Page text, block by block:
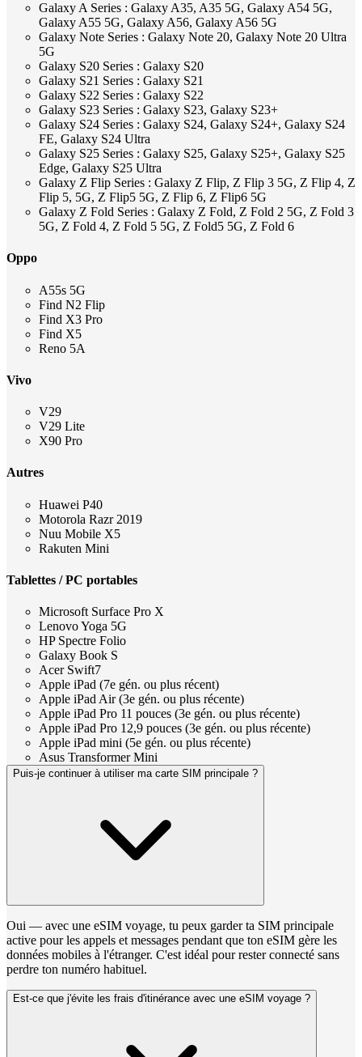
Galaxy A Series : Galaxy A35, A35 5G, Galaxy A54 5G,
Galaxy A55 5G, Galaxy A56, Galaxy A56 5G
Galaxy Note Series : Galaxy Note 20, Galaxy Note 20 Ultra
5G
Galaxy S20 Series : Galaxy S20
Galaxy S21 Series : Galaxy S21
Galaxy S22 Series : Galaxy S22
Galaxy S23 Series : Galaxy S23, Galaxy S23+
Galaxy S24 Series : Galaxy S24, Galaxy S24+, Galaxy S24
FE, Galaxy S24 Ultra
Galaxy S25 Series : Galaxy S25, Galaxy S25+, Galaxy S25
Edge, Galaxy S25 Ultra
Galaxy Z Flip Series : Galaxy Z Flip, Z Flip 3 5G, Z Flip 4, Z
Flip 5, 5G, Z Flip5 5G, Z Flip 6, Z Flip6 5G
Galaxy Z Fold Series : Galaxy Z Fold, Z Fold 2 5G, Z Fold 3
5G, Z Fold 4, Z Fold 5 5G, Z Fold5 5G, Z Fold 6
Oppo
A55s 5G
Find N2 Flip
Find X3 Pro
Find X5
Reno 5A
Vivo
V29
V29 Lite
X90 Pro
Autres
Huawei P40
Motorola Razr 2019
Nuu Mobile X5
Rakuten Mini
Tablettes / PC portables
Microsoft Surface Pro X
Lenovo Yoga 5G
HP Spectre Folio
Galaxy Book S
Acer Swift7
Apple iPad (7e gén. ou plus récent)
Apple iPad Air (3e gén. ou plus récente)
Apple iPad Pro 11 pouces (3e gén. ou plus récente)
Apple iPad Pro 12,9 pouces (3e gén. ou plus récente)
Apple iPad mini (5e gén. ou plus récente)
Asus Transformer Mini
Puis-je continuer à utiliser ma carte SIM principale ?
Oui — avec une eSIM voyage, tu peux garder ta SIM principale
active pour les appels et messages pendant que ton eSIM gère les
données mobiles à l'étranger. C'est idéal pour rester connecté sans
perdre ton numéro habituel.
Est-ce que j'évite les frais d'itinérance avec une eSIM voyage ?